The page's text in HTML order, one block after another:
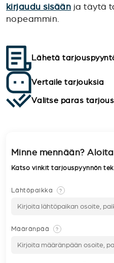
kirjaudu sisään ja täytä
nopeammin.
Lähetä
Vertaile tarjouksia
Valitse paras
Minne mennään?
Katso vinkit tarjouspyynnön
Lähtöpaikka ?
Määränpää ?